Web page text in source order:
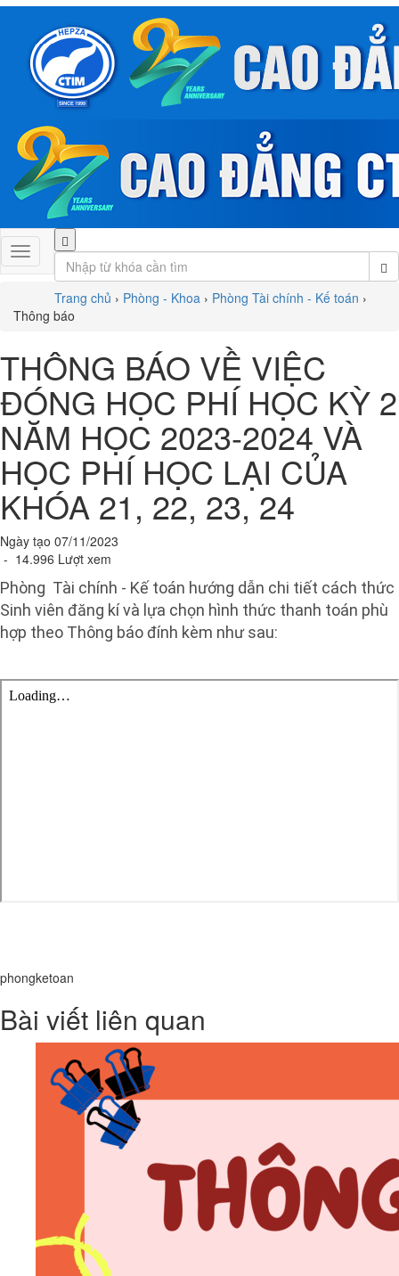
Trang chủ › Phòng - Khoa › Phòng Tài chính - Kế toán ›
Thông báo
THÔNG BÁO VỀ VIỆC
ĐÓNG HỌC PHÍ HỌC KỲ 2
NĂM HỌC 2023-2024 VÀ
HỌC PHÍ HỌC LẠI CỦA
KHÓA 21, 22, 23, 24
Ngày tạo 07/11/2023
- 14.996 Lượt xem
Phòng Tài chính - Kế toán hướng dẫn chi tiết cách thức
Sinh viên đăng kí và lựa chọn hình thức thanh toán phù
hợp theo Thông báo đính kèm như sau:
phongketoan
Bài viết liên quan